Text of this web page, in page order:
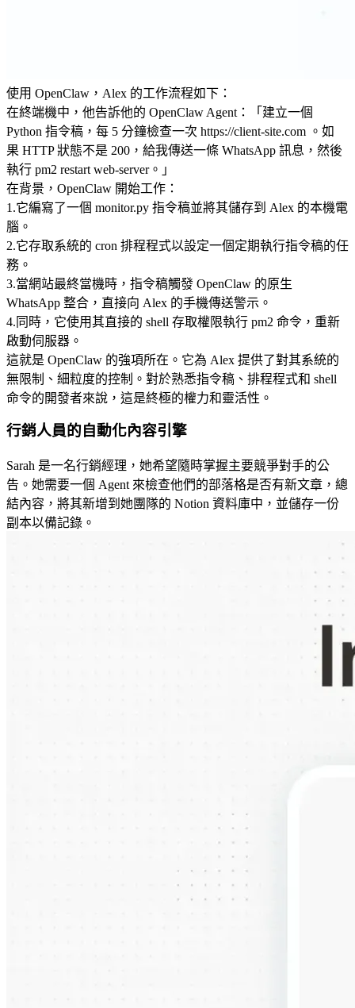
使用 OpenClaw，Alex 的工作流程如下：
在終端機中，他告訴他的 OpenClaw Agent：「建立一個
Python 指令稿，每 5 分鐘檢查一次 https://client-site.com 。如
果 HTTP 狀態不是 200，給我傳送一條 WhatsApp 訊息，然後
執行 pm2 restart web-server。」
在背景，OpenClaw 開始工作：
1 .它編寫了一個 monitor.py 指令稿並將其儲存到 Alex 的本機電
腦。
2.它存取系統的 cron 排程程式以設定一個定期執行指令稿的任
務。
3.當網站最終當機時，指令稿觸發 OpenClaw 的原生
WhatsApp 整合，直接向 Alex 的手機傳送警示。
4. 同時，它使用其直接的 shell 存取權限執行 pm2 命令，重新
啟動伺服器。
這就是 OpenClaw 的強項所在。它為 Alex 提供了對其系統的
無限制、細粒度的控制。對於熟悉指令稿、排程程式和 shell
命令的開發者來說，這是終極的權力和靈活性。
行銷人員的自動化內容引擎
Sarah 是一名行銷經理，她希望隨時掌握主要競爭對手的公
告。她需要一個 Agent 來檢查他們的部落格是否有新文章，總
結內容，將其新增到她團隊的 Notion 資料庫中，並儲存一份
副本以備記錄。